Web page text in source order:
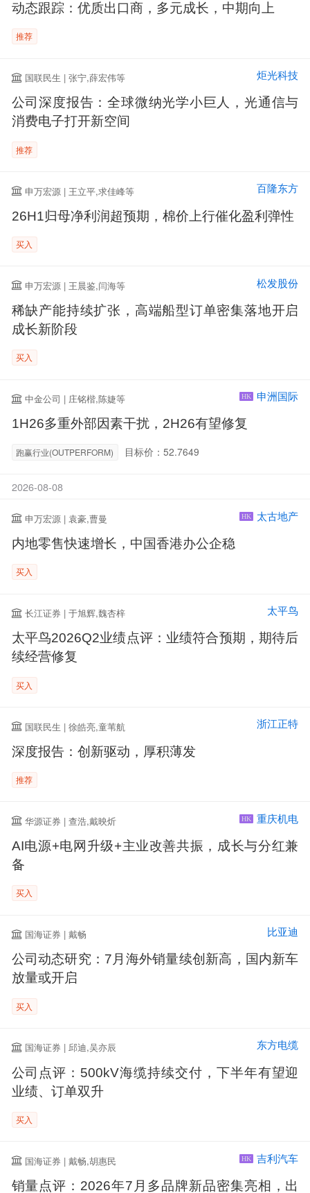
动态跟踪：优质出口商，多元成长，中期向上
推荐
国联民生 | 张宁,薛宏伟等 炬光科技
公司深度报告：全球微纳光学小巨人，光通信与
消费电子打开新空间
推荐
申万宏源 | 王立平,求佳峰等 百隆东方
26H1归母净利润超预期，棉价上行催化盈利弹性
买入
申万宏源 | 王晨鉴,闫海等 松发股份
稀缺产能持续扩张，高端船型订单密集落地开启
成长新阶段
买入
中金公司 | 庄铭楷,陈婕等 HK 申洲国际
1H26多重外部因素干扰，2H26有望修复
跑赢行业(OUTPERFORM) 目标价：52.7649
2026-08-08
申万宏源 | 袁豪,曹曼 HK 太古地产
内地零售快速增长，中国香港办公企稳
买入
长江证券 | 于旭辉,魏杏梓 太平鸟
太平鸟2026Q2业绩点评：业绩符合预期，期待后
续经营修复
买入
国联民生 | 徐皓亮,童苇航 浙江正特
深度报告：创新驱动，厚积薄发
推荐
华源证券 | 查浩,戴映炘 HK 重庆机电
AI电源+电网升级+主业改善共振，成长与分红兼
备
买入
国海证券 | 戴畅 比亚迪
公司动态研究：7月海外销量续创新高，国内新车
放量或开启
买入
国海证券 | 邱迪,吴亦辰 东方电缆
公司点评：500kV海缆持续交付，下半年有望迎
业绩、订单双升
买入
国海证券 | 戴畅,胡惠民 HK 吉利汽车
销量点评：2026年7月多品牌新品密集亮相，出